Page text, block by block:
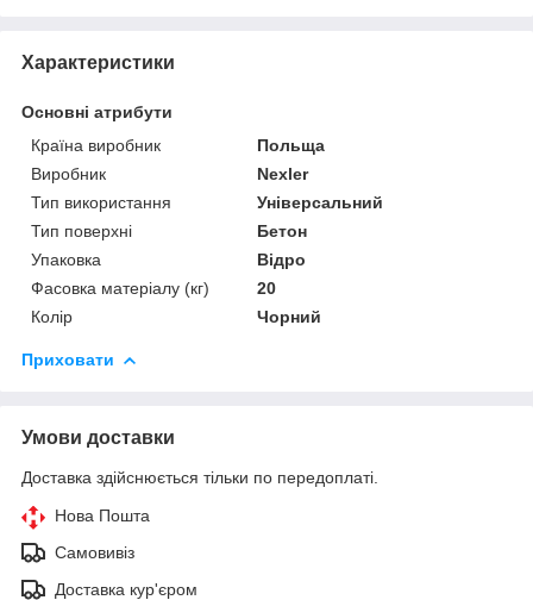
Характеристики
Основні атрибути
Країна виробник
Польща
Виробник
Nexler
Тип використання
Універсальний
Тип поверхні
Бетон
Упаковка
Відро
Фасовка матеріалу (кг)
20
Колір
Чорний
Приховати
Умови доставки
Доставка здійснюється тільки по передоплаті.
Нова Пошта
Самовивіз
Доставка кур'єром